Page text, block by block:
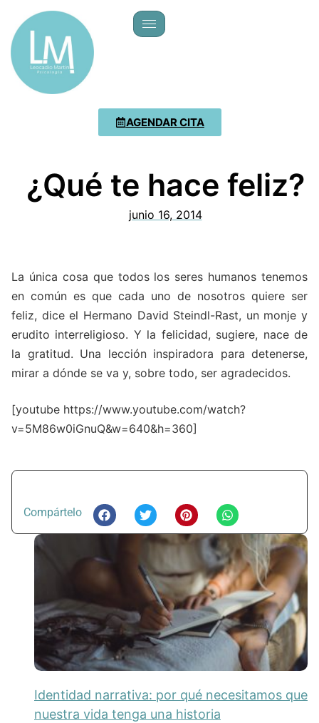
AGENDAR CITA
¿Qué te hace feliz?
junio 16, 2014
La única cosa que todos los seres humanos tenemos
en común es que cada uno de nosotros quiere ser
feliz, dice el Hermano David Steindl-Rast, un monje y
erudito interreligioso. Y la felicidad, sugiere, nace de
la gratitud. Una lección inspiradora para detenerse,
mirar a dónde se va y, sobre todo, ser agradecidos.
[youtube https://www.youtube.com/watch?
v=5M86w0iGnuQ&w=640&h=360]
Compártelo
Identidad narrativa: por qué necesitamos que
nuestra vida tenga una historia